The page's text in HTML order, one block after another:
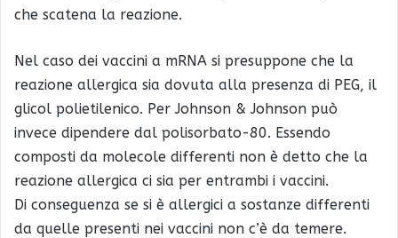
che scatena la reazione.
Nel caso dei vaccini a mRNA si presuppone che la
reazione allergica sia dovuta alla presenza di PEG, il
glicol polietilenico. Per Johnson & Johnson può
invece dipendere dal polisorbato-80. Essendo
composti da molecole differenti non è detto che la
reazione allergica ci sia per entrambi i vaccini.
Di conseguenza se si è allergici a sostanze differenti
da quelle presenti nei vaccini non c’è da temere.